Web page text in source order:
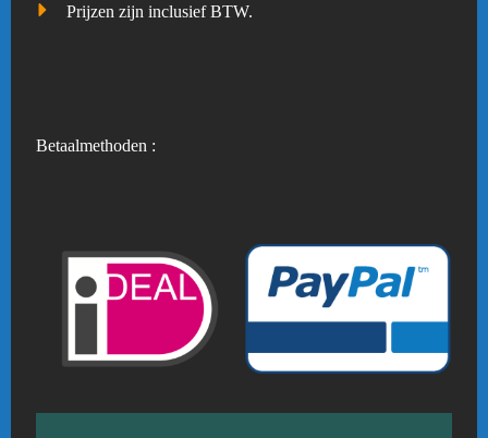
Prijzen zijn inclusief BTW.
Betaalmethoden :